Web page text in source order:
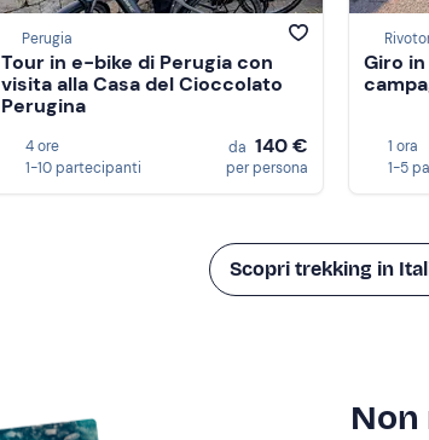
Perugia
Tour in e-bike di Perugia con
visita alla Casa del Cioccolato
Perugina
4 ore
1-10 partecipanti
da 140 €
per persona
Giro
1 ora
1-5
Scopri trekking in
Non